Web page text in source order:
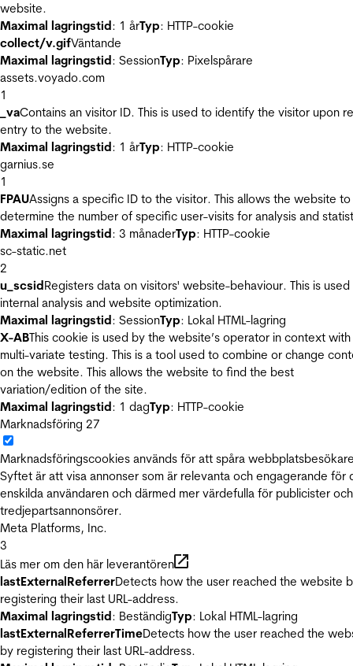
website.
Maximal lagringstid: 1 årTyp: HTTP-cookie
collect/v.gifVäntande
Maximal lagringstid: SessionTyp: Pixelspårare
assets.voyado.com
1
_vaContains an visitor ID. This is used to identify the visitor upon
entry to the website.
Maximal lagringstid: 1 årTyp: HTTP-cookie
garnius.se
1
FPAUAssigns a specific ID to the visitor. This allows the website to
determine the number of specific user-visits for analysis and
Maximal lagringstid: 3 månaderTyp: HTTP-cookie
sc-static.net
2
u_scsidRegisters data on visitors' website-behaviour. This is
internal analysis and website optimization.
Maximal lagringstid: SessionTyp: Lokal HTML-lagring
X-ABThis cookie is used by the website’s operator in context with
multi-variate testing. This is a tool used to combine or change
on the website. This allows the website to find the best
variation/edition of the site.
Maximal lagringstid: 1 dagTyp: HTTP-cookie
Marknadsföring 27
Marknadsföringscookies används för att spåra
Syftet är att visa annonser som är relevanta och engagerande för
enskilda användaren och därmed mer värdefulla för publicister och
tredjepartsannonsörer.
Meta Platforms, Inc.
3
Läs mer om den här leverantören
lastExternalReferrerDetects how the user reached the website
registering their last URL-address.
Maximal lagringstid: BeständigTyp: Lokal HTML-lagring
lastExternalReferrerTimeDetects how the user reached the
by registering their last URL-address.